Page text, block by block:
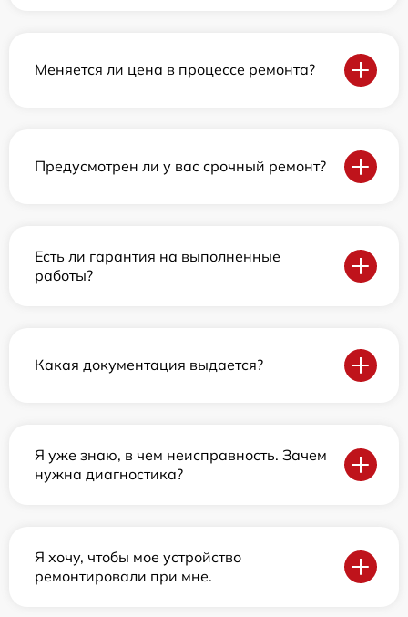
Меняется ли цена в процессе ремонта?
Предусмотрен ли у вас срочный ремонт?
Есть ли гарантия на выполненные
работы?
Какая документация выдается?
Я уже знаю, в чем неисправность. Зачем
нужна диагностика?
Я хочу, чтобы мое устройство
ремонтировали при мне.